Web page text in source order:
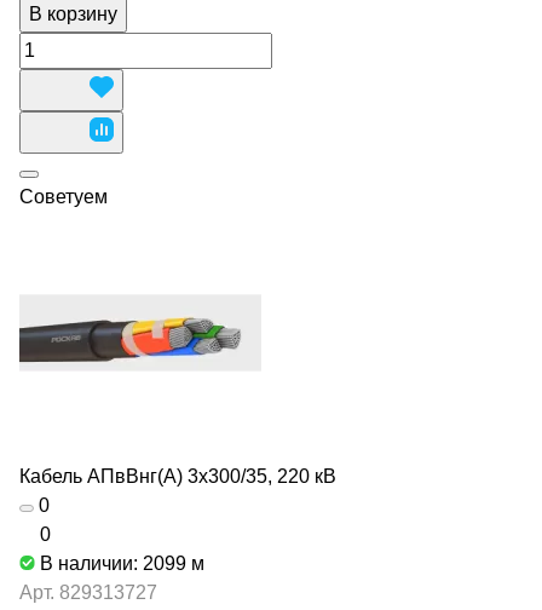
В корзину
Советуем
Кабель АПвВнг(А) 3х300/35, 220 кВ
0
0
В наличии: 2099 м
Арт. 829313727